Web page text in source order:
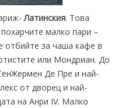
Латинския. Това
малко пари –
отбийте за чаша кафе в
или Мондриан. До
Де Пре и най-
от дворец и най-
на Анри IV. Малко